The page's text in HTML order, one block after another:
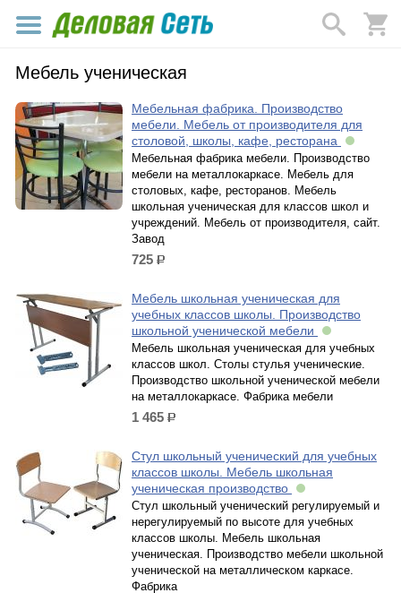
Мебель ученическая
Мебельная фабрика. Производство
мебели. Мебель от производителя для
столовой, школы, кафе, ресторана
Мебельная фабрика мебели. Производство
мебели на металлокаркасе. Мебель для
столовых, кафе, ресторанов. Мебель
школьная ученическая для классов школ и
учреждений. Мебель от производителя, сайт.
Завод
725 р.
Мебель школьная ученическая для
учебных классов школы. Производство
школьной ученической мебели
Мебель школьная ученическая для учебных
классов школ. Столы стулья ученические.
Производство школьной ученической мебели
на металлокаркасе. Фабрика мебели
1 465 р.
Стул школьный ученический для учебных
классов школы. Мебель школьная
ученическая производство
Стул школьный ученический регулируемый и
нерегулируемый по высоте для учебных
классов школы. Мебель школьная
ученическая. Производство мебели школьной
ученической на металлическом каркасе.
Фабрика